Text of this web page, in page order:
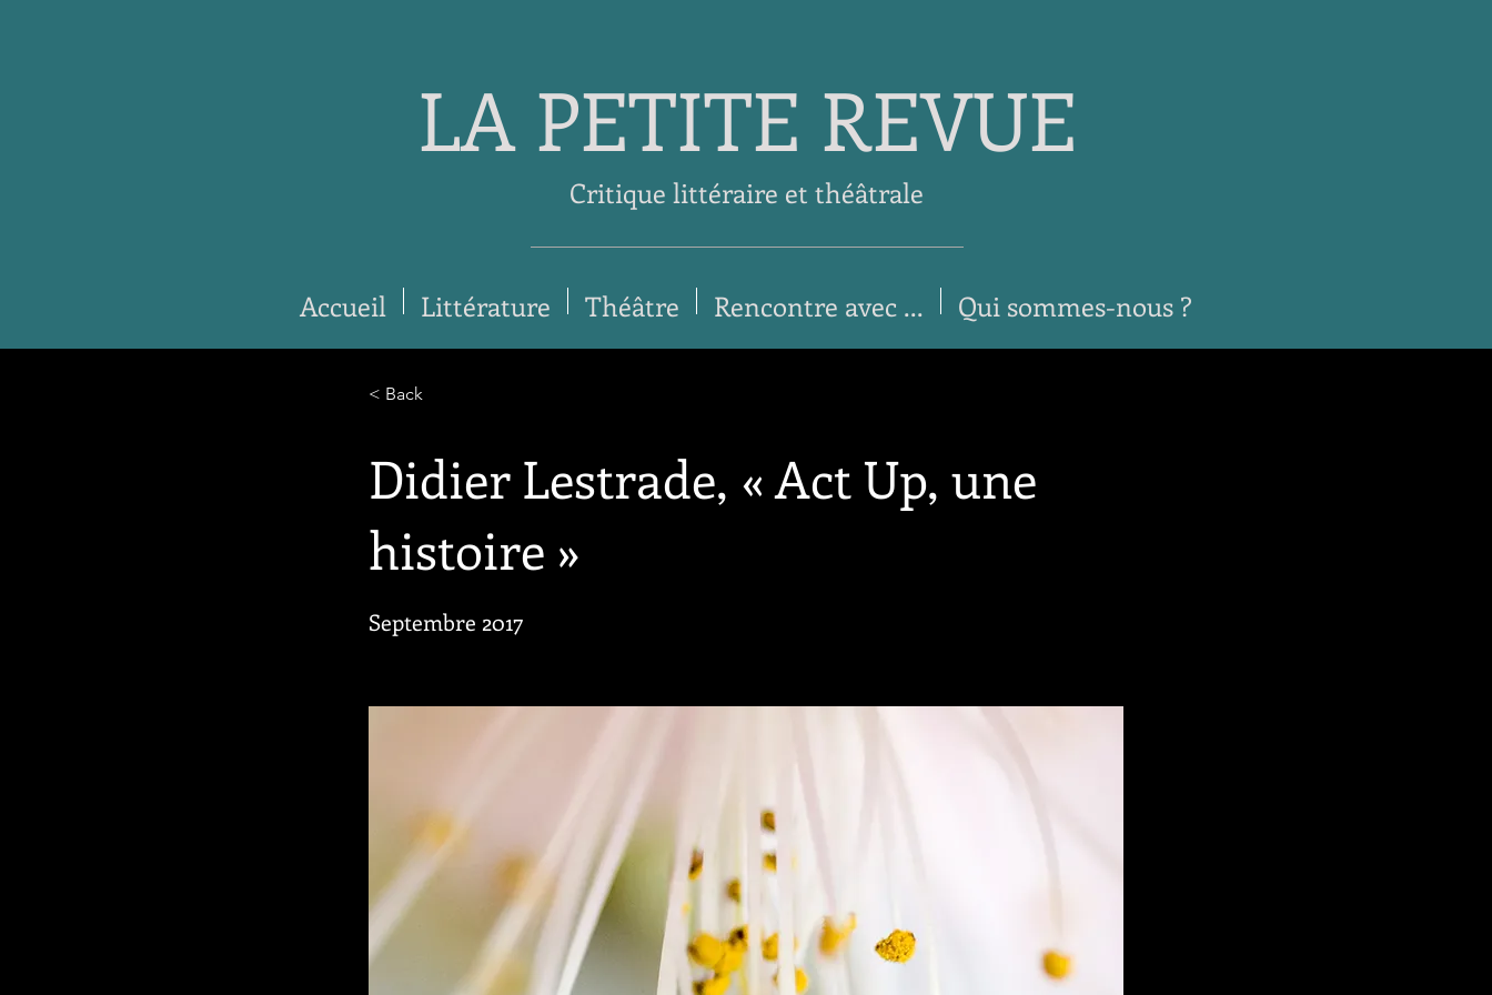
LA PETITE REVUE
Critique littéraire et théâtrale
Accueil Littérature Théâtre Rencontre avec ... Qui sommes-nous ?
< Back
Didier Lestrade, « Act Up, une
histoire »
Septembre 2017